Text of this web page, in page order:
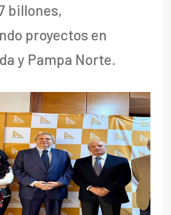
billones,
proyectos en
y Pampa Norte.